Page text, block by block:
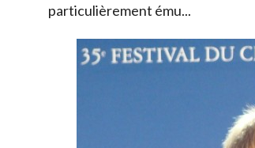
particulièrement ému...